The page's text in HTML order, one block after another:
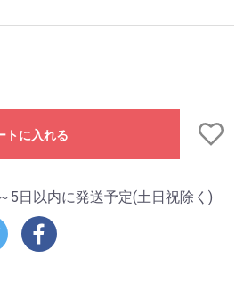
トに入れる
5日以内に発送予定(土日祝除く)